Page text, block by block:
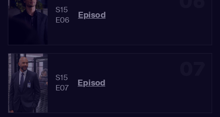
S15
E06
Episod
S15
E07
Episod